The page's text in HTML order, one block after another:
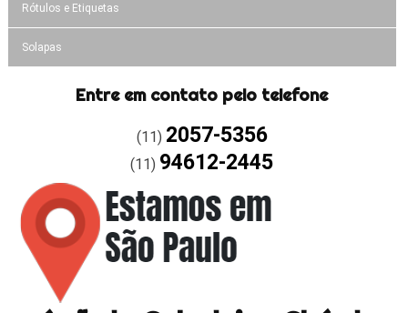
Rótulos e Etiquetas
Solapas
Entre em contato pelo telefone
(11) 2057-5356
(11) 94612-2445